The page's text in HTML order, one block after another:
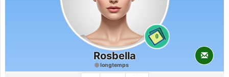
0
Rosbella
longtemps